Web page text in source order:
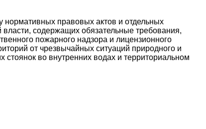
правовых актов и отдельных
содержащих обязательные требования,
пожарного надзора и лицензионного
от чрезвычайных ситуаций природного и
во внутренних водах и территориальном